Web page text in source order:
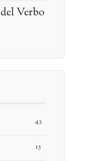
Verbo
43
15